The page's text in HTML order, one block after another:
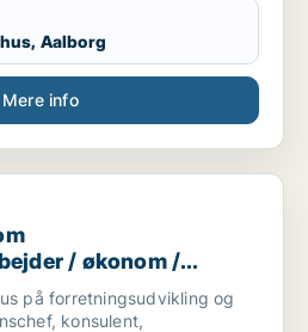
Aalborg
Mere info
/ økonom /
/ økonom /
/ lønspecialist
på forretningsudvikling og
konsulent,